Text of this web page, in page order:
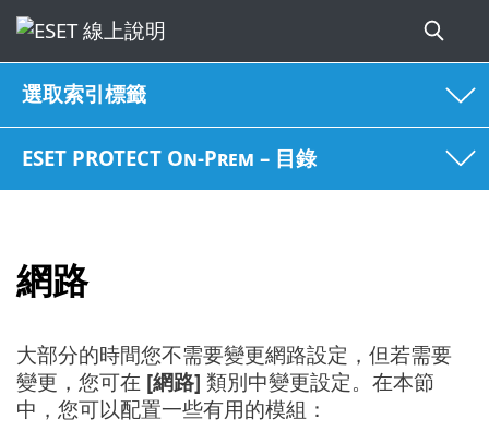
選取索引標籤
ESET PROTECT On-Prem – 目錄
網路
大部分的時間您不需要變更網路設定，但若需要
變更，您可在 [網路] 類別中變更設定。在本節
中，您可以配置一些有用的模組：